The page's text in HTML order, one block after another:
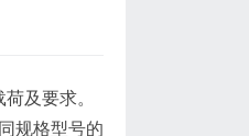
及要求。
规格型号的